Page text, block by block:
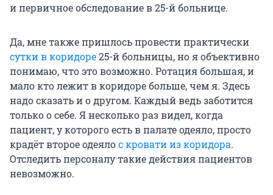
и первичное обследование в 25-й больнице.
Да, мне также пришлось провести практически
сутки в коридоре25-й больницы, но я объективно
понимаю, что это возможно. Ротация большая, и
мало кто лежит в коридоре больше, чем я. Здесь
надо сказать и о другом. Каждый ведь заботится
только о себе. Я несколько раз видел, когда
пациент, у которого есть в палате одеяло, просто
крадёт второе одеялос кровати из коридора.
Отследить персоналу такие действия пациентов
невозможно.